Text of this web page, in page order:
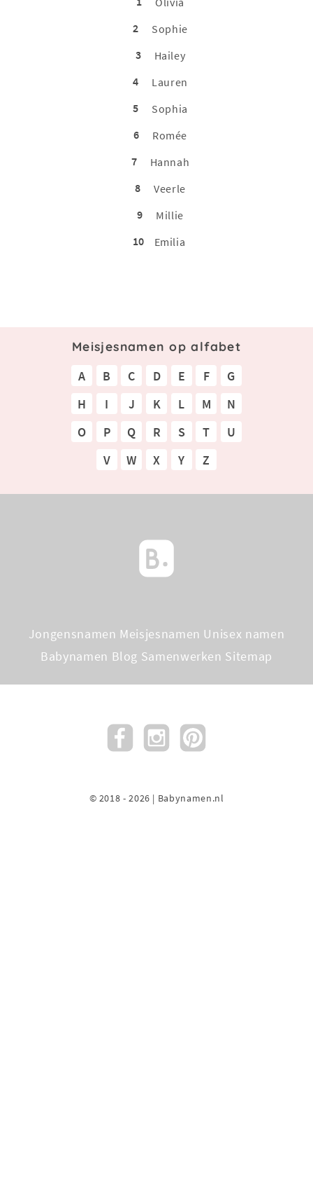
2
Sophie
3
Hailey
4
Lauren
5
Sophia
6
Romée
7
Hannah
8
Veerle
9
Millie
10
Emilia
Meisjesnamen op alfabet
A B C D E F
G
H
I J K L M
N
O
P Q R S T
U
V
W X Y Z
Jongensnamen Meisjesnamen Unisex namen
Babynamen Blog Samenwerken Sitemap
© 2018 - 2026 | Babynamen.nl